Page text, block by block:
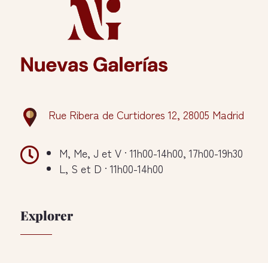
Rue Ribera de Curtidores 12, 28005 Madrid

M, Me, J et V · 11h00-14h00, 17h00-19h30
L, S et D · 11h00-14h00
Explorer